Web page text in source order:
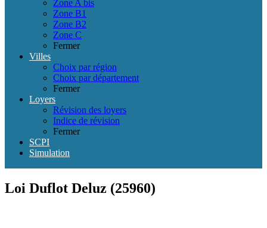
Zone A bis
Zone B1
Zone B2
Zone C
Fermer
Villes
Choix par région
Choix par département
Fermer
Loyers
Révision des loyers
Indice de révision
Fermer
SCPI
Simulation
Loi Duflot Deluz (25960)